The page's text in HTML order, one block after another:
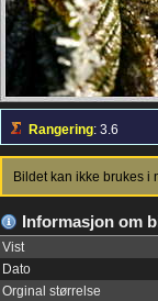
Rangering: 3.6
Bildet kan ikke brukes i
Informasjon om
Vist
Dato
Orginal størrelse